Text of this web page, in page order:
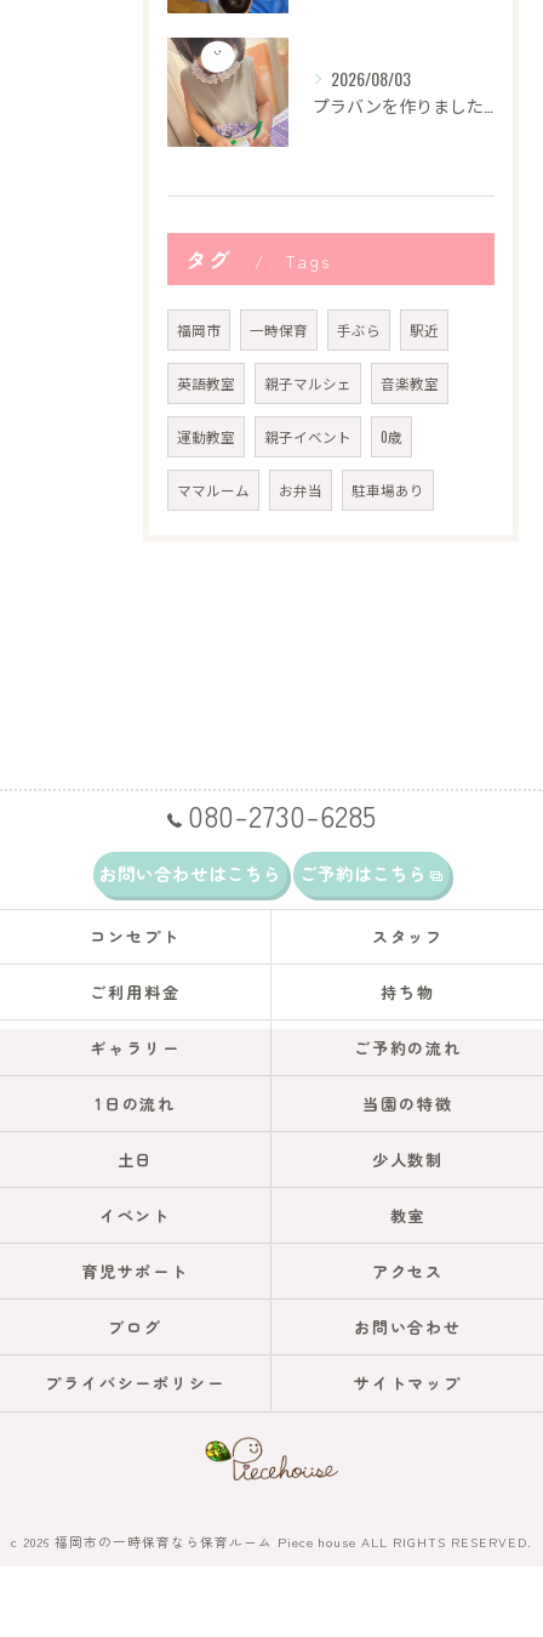
2026/08/03
プラバンを作りました！
タグ Tags
福岡市 一時保育 手ぶら 駅近
英語教室 親子マルシェ 音楽教室
運動教室 親子イベント 0歳
ママルーム お弁当 駐車場あり
080-2730-6285
お問い合わせはこちら ご予約はこちら
コンセプト スタッフ
ご利用料金 持ち物
ギャラリー ご予約の流れ
1日の流れ 当園の特徴
土日 少人数制
イベント 教室
育児サポート アクセス
ブログ お問い合わせ
プライバシーポリシー サイトマップ
c 2026 福岡市の一時保育なら保育ルーム Piece house ALL RIGHTS RESERVED.